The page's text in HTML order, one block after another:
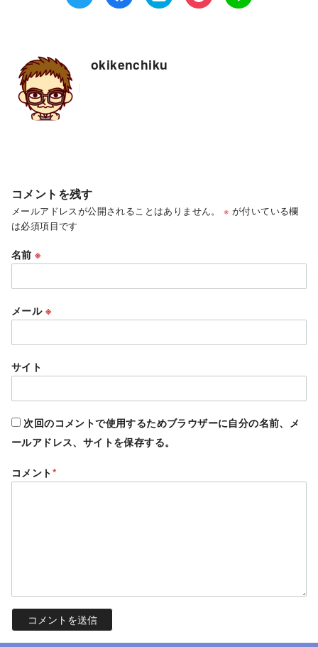
okikenchiku
コメントを残す
メールアドレスが公開されることはありません。 ※ が付いている欄
は必須項目です
名前※
メール ※
サイト
次回のコメントで使用するためブラウザーに自分の名前、メ
ールアドレス、サイトを保存する。
コメント*